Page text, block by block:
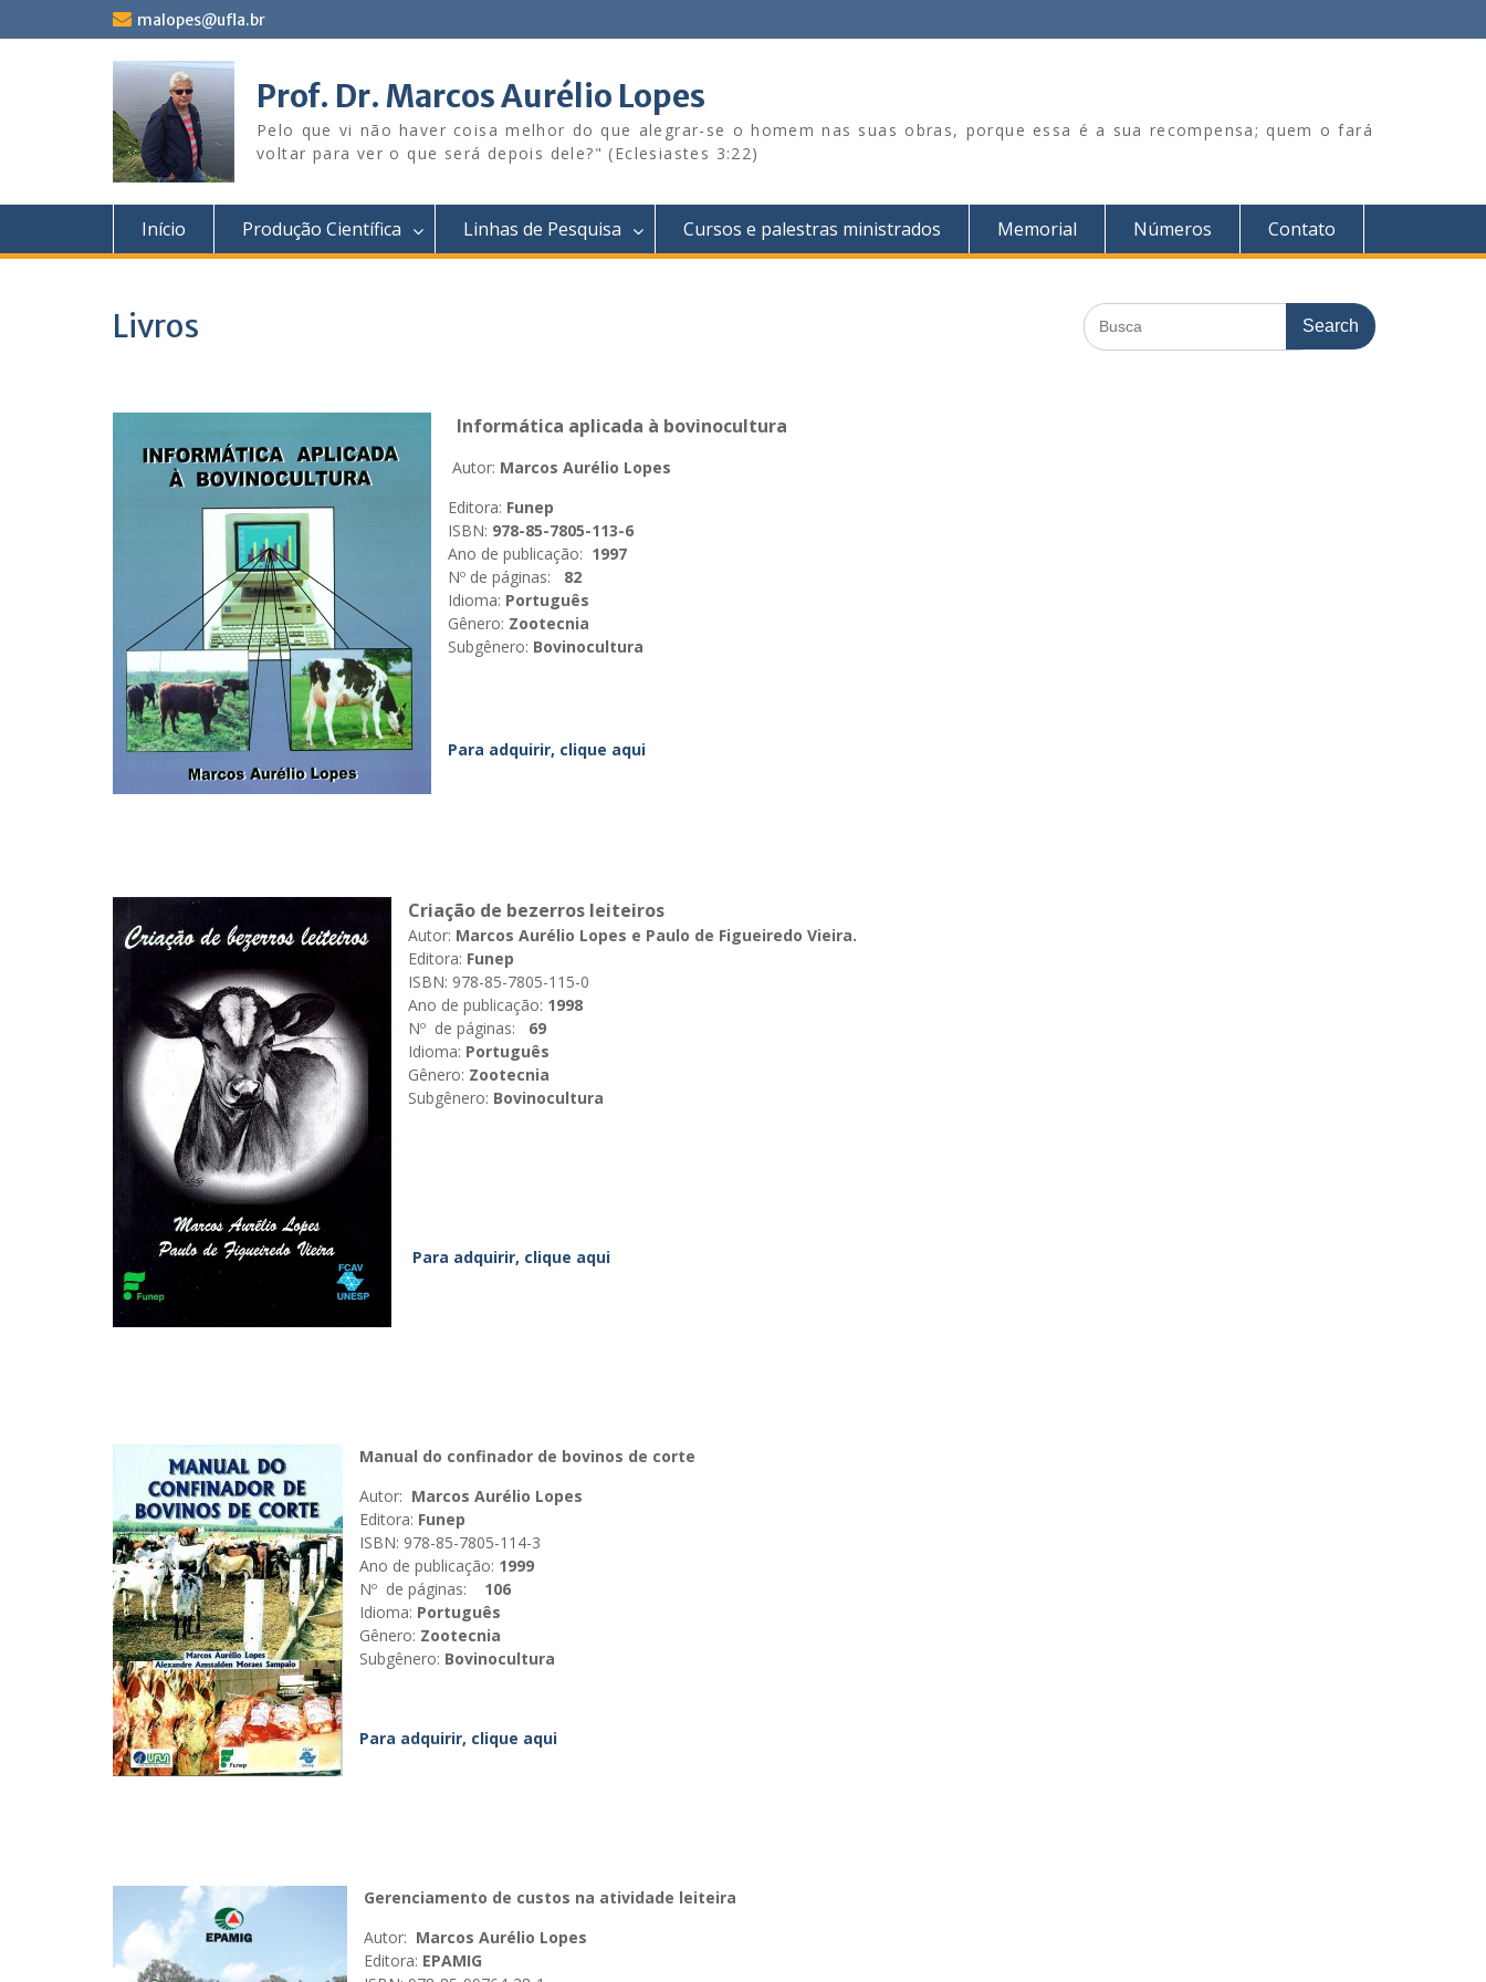
to
malopes@ufla.br
Prof. Dr. Marcos Aurélio Lopes
Pelo que vi não haver coisa melhor do que alegrar-se o homem nas suas obras, porque essa é a sua recompensa; quem o fará
voltar para ver o que será depois dele?" (Eclesiastes 3:22)
Início Produção Científica Linhas de Pesquisa Cursos e palestras ministrados Memorial Números Contato
Livros
Informática aplicada à bovinocultura
Autor: Marcos Aurélio Lopes
Editora: Funep
ISBN: 978-85-7805-113-6
Ano de publicação: 1997
Nº de páginas: 82
Idioma: Português
Gênero: Zootecnia
Subgênero: Bovinocultura
Para adquirir, clique aqui
Criação de bezerros leiteiros
Autor: Marcos Aurélio Lopes e Paulo de Figueiredo Vieira.
Editora: Funep
ISBN: 978-85-7805-115-0
Ano de publicação: 1998
Nº de páginas: 69
Idioma: Português
Gênero: Zootecnia
Subgênero: Bovinocultura
Para adquirir, clique aqui
Manual do confinador de bovinos de corte
Autor: Marcos Aurélio Lopes
Editora: Funep
ISBN: 978-85-7805-114-3
Ano de publicação: 1999
Nº de páginas: 106
Idioma: Português
Gênero: Zootecnia
Subgênero: Bovinocultura
Para adquirir, clique aqui
Gerenciamento de custos na atividade leiteira
Autor: Marcos Aurélio Lopes
Editora: EPAMIG
Search
for: